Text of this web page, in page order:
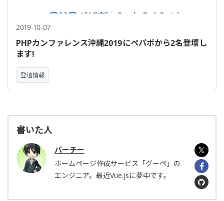
2019-10-07
PHPカンファレンス沖縄2019にペパボから2名登壇し
ます!
登壇情報
書いた人
バーチー
ホームページ作成サービス「グーペ」の
エンジニア。最近Vue.jsに夢中です。